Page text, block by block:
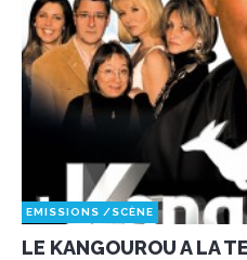
EMISSIONS /SCÈNE
LE KANGOUROU A LA